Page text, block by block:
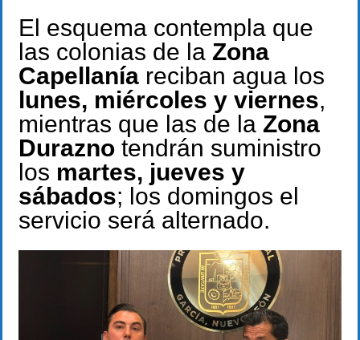
El esquema contempla que
las colonias de la Zona
Capellanía reciban agua los
lunes, miércoles y viernes,
mientras que las de la Zona
Durazno tendrán suministro
los martes, jueves y
sábados; los domingos el
servicio será alternado.